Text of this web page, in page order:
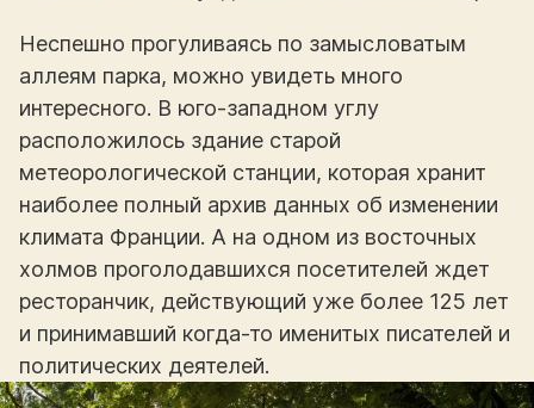
Неспешно прогуливаясь по замысловатым
аллеям парка, можно увидеть много
интересного. В юго-западном углу
расположилось здание старой
метеорологической станции, которая хранит
наиболее полный архив данных об изменении
климата Франции. А на одном из восточных
холмов проголодавшихся посетителей ждет
ресторанчик, действующий уже более 125 лет
и принимавший когда-то именитых писателей и
политических деятелей.